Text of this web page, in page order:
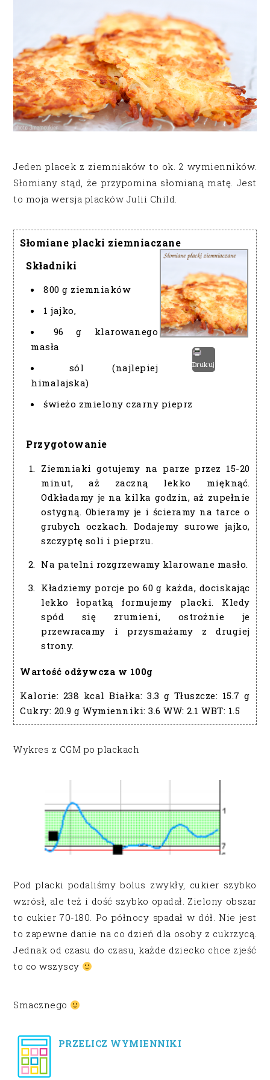
Jeden placek z ziemniaków to ok. 2 wymienników.
Słomiany stąd, że przypomina słomianą matę. Jest
to moja wersja placków Julii Child.
Słomiane placki ziemniaczane
Drukuj
Składniki
800 g ziemniaków
1 jajko,
96 g klarowanego
masła
sól (najlepiej
himalajska)
świeżo zmielony czarny pieprz
Przygotowanie
Ziemniaki gotujemy na parze przez 15-20
minut, aż zaczną lekko mięknąć.
Odkładamy je na kilka godzin, aż zupełnie
ostygną. Obieramy je i ścieramy na tarce o
grubych oczkach. Dodajemy surowe jajko,
szczyptę soli i pieprzu.
Na patelni rozgrzewamy klarowane masło.
Kładziemy porcje po 60 g każda, dociskając
lekko łopatką formujemy placki. Kledy
spód się zrumieni, ostrożnie je
przewracamy i przysmażamy z drugiej
strony.
Wartość odżywcza w 100g
Kalorie: 238 kcal Białka:3.3 g Tłuszcze: 15.7 g
Cukry: 20.9 g Wymienniki:3.6 WW:2.1 WBT: 1.5
Wykres z CGM po plackach
Pod placki podaliśmy bolus zwykły, cukier szybko
wzrósł, ale też i dość szybko opadał. Zielony obszar
to cukier 70-180. Po północy spadał w dół. Nie jest
to zapewne danie na co dzień dla osoby z cukrzycą.
Jednak od czasu do czasu, każde dziecko chce zjeść
to co wszyscy
Smacznego
PRZELICZ WYMIENNIKI